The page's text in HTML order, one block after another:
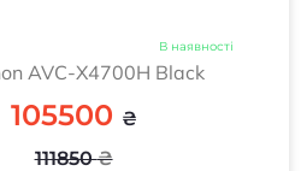
В наявності
AVC-X4700H Black
111850₴
105500 ₴